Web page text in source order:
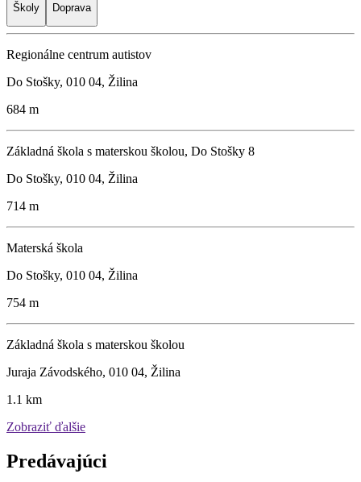
Školy Doprava
Regionálne centrum autistov
Do Stošky, 010 04, Žilina
684 m
Základná škola s materskou školou, Do Stošky 8
Do Stošky, 010 04, Žilina
714 m
Materská škola
Do Stošky, 010 04, Žilina
754 m
Základná škola s materskou školou
Juraja Závodského, 010 04, Žilina
1.1 km
Zobraziť ďalšie
Predávajúci